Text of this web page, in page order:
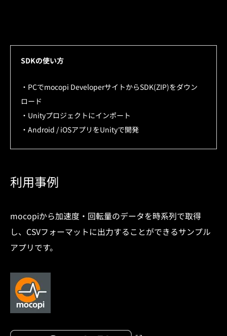
SDKの使い方
・PCでmocopi DeveloperサイトからSDK(ZIP)をダウン
ロード
・Unityプロジェクトにインポート
・Android / iOSアプリをUnityで開発
利用事例
mocopiから加速度・回転量のデータを時系列で取得
し、CSVフォーマットに出力することができるサンプル
アプリです。